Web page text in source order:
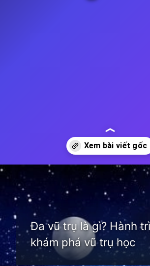
https://thienvanhoc.edu.vn/
Đa vũ trụ là gì? Hành
khám phá vũ trụ học